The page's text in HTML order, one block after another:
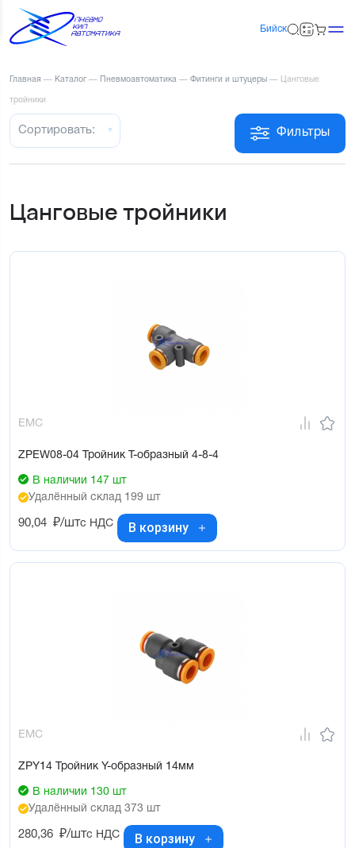
Бийск
Главная — Каталог — Пневмоавтоматика — Фитинги и штуцеры — Цанговые
тройники
Фильтры
Сортировать:
Цанговые тройники
EMC
ZPEW08-04 Тройник Т-образный 4-8-4
В наличии 147 шт
Удалённый склад 199 шт
90,04 ₽/штс НДС В корзину
EMC
ZPY14 Тройник Y-образный 14мм
В наличии 130 шт
Удалённый склад 373 шт
280,36 ₽/штс НДС В корзину